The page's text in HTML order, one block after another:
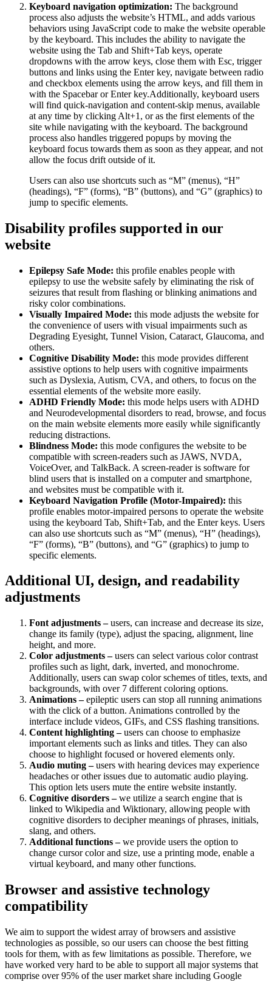
Keyboard navigation optimization: The background
process also adjusts the website’s HTML, and adds various
behaviors using JavaScript code to make the website operable
by the keyboard. This includes the ability to navigate the
website using the Tab and Shift+Tab keys, operate
dropdowns with the arrow keys, close them with Esc, trigger
buttons and links using the Enter key, navigate between radio
and checkbox elements using the arrow keys, and fill them in
with the Spacebar or Enter key.Additionally, keyboard users
will find quick-navigation and content-skip menus, available
at any time by clicking Alt+1, or as the first elements of the
site while navigating with the keyboard. The background
process also handles triggered popups by moving the
keyboard focus towards them as soon as they appear, and not
allow the focus drift outside of it.
Users can also use shortcuts such as “M” (menus), “H”
(headings), “F” (forms), “B” (buttons), and “G” (graphics) to
jump to specific elements.
Disability profiles supported in our
website
Epilepsy Safe Mode: this profile enables people with
epilepsy to use the website safely by eliminating the risk of
seizures that result from flashing or blinking animations and
risky color combinations.
Visually Impaired Mode: this mode adjusts the website for
the convenience of users with visual impairments such as
Degrading Eyesight, Tunnel Vision, Cataract, Glaucoma, and
others.
Cognitive Disability Mode: this mode provides different
assistive options to help users with cognitive impairments
such as Dyslexia, Autism, CVA, and others, to focus on the
essential elements of the website more easily.
ADHD Friendly Mode: this mode helps users with ADHD
and Neurodevelopmental disorders to read, browse, and focus
on the main website elements more easily while significantly
reducing distractions.
Blindness Mode: this mode configures the website to be
compatible with screen-readers such as JAWS, NVDA,
VoiceOver, and TalkBack. A screen-reader is software for
blind users that is installed on a computer and smartphone,
and websites must be compatible with it.
Keyboard Navigation Profile (Motor-Impaired): this
profile enables motor-impaired persons to operate the website
using the keyboard Tab, Shift+Tab, and the Enter keys. Users
can also use shortcuts such as “M” (menus), “H” (headings),
“F” (forms), “B” (buttons), and “G” (graphics) to jump to
specific elements.
Additional UI, design, and readability
adjustments
Font adjustments –users, can increase and decrease its size,
change its family (type), adjust the spacing, alignment, line
height, and more.
Color adjustments –users can select various color contrast
profiles such as light, dark, inverted, and monochrome.
Additionally, users can swap color schemes of titles, texts, and
backgrounds, with over 7 different coloring options.
Animations –epileptic users can stop all running animations
with the click of a button. Animations controlled by the
interface include videos, GIFs, and CSS flashing transitions.
Content highlighting –users can choose to emphasize
important elements such as links and titles. They can also
choose to highlight focused or hovered elements only.
Audio muting –users with hearing devices may experience
headaches or other issues due to automatic audio playing.
This option lets users mute the entire website instantly.
Cognitive disorders –we utilize a search engine that is
linked to Wikipedia and Wiktionary, allowing people with
cognitive disorders to decipher meanings of phrases, initials,
slang, and others.
Additional functions –we provide users the option to
change cursor color and size, use a printing mode, enable a
virtual keyboard, and many other functions.
Browser and assistive technology
compatibility
We aim to support the widest array of browsers and assistive
technologies as possible, so our users can choose the best fitting
tools for them, with as few limitations as possible. Therefore, we
have worked very hard to be able to support all major systems that
comprise over 95% of the user market share including Google